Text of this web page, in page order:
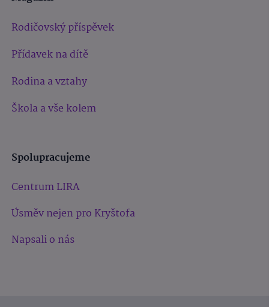
Rodičovský příspěvek
Přídavek na dítě
Rodina a vztahy
Škola a vše kolem
Spolupracujeme
Centrum LIRA
Úsměv nejen pro Kryštofa
Napsali o nás